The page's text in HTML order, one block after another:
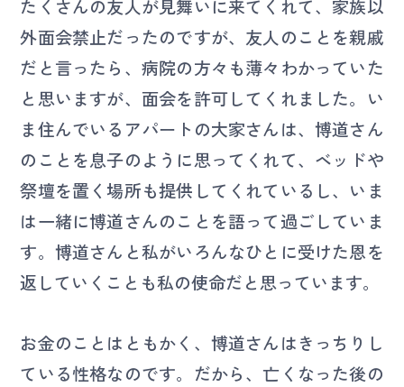
たくさんの友人が見舞いに来てくれて、家族以
外面会禁止だったのですが、友人のことを親戚
だと言ったら、病院の方々も薄々わかっていた
と思いますが、面会を許可してくれました。い
ま住んでいるアパートの大家さんは、博道さん
のことを息子のように思ってくれて、ベッドや
祭壇を置く場所も提供してくれているし、いま
は一緒に博道さんのことを語って過ごしていま
す。博道さんと私がいろんなひとに受けた恩を
返していくことも私の使命だと思っています。
お金のことはともかく、博道さんはきっちりし
ている性格なのです。だから、亡くなった後の